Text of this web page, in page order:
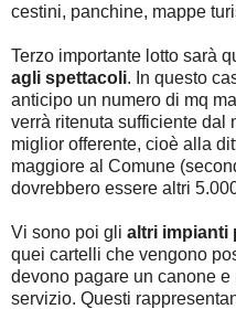
cestini, panchine, mappe
Terzo importante lotto sarà
agli spettacoli. In questo
anticipo un numero di mq
verrà ritenuta sufficiente dal
miglior offerente, cioè alla
maggiore al Comune
dovrebbero essere altri
Vi sono poi gli altri impianti
quei cartelli che vengono
devono pagare un canone
servizio. Questi